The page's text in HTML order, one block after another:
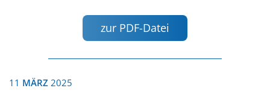
zur PDF-Datei
11 MÄRZ 2025